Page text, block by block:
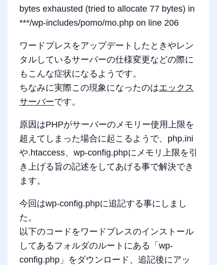
bytes exhausted (tried to allocate 77 bytes) in
***/wp-includes/pomo/mo.php on line 206
ワードプレスをアップデートしたときやレン
タルしているサーバーの仕様変更などの際に
もこんな症状になるようです。
ちなみに実際この現象になったのはエックス
サーバーです。
原因はPHPがサーバーのメモリー使用上限を
超えてしまった場合に起こるようで、php.ini
や.htaccess、wp-config.phpにメモリ上限を引
き上げる旨の記述をしてあげる事で解決でき
ます。
今回はwp-config.phpに追記する事にしまし
た。
以下のコードをワードプレスのインストール
してあるフォルダのルートにある「wp-
config.php」をダウンロード、追記後にアッ